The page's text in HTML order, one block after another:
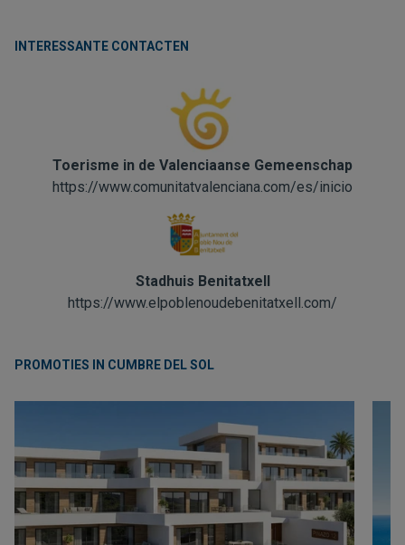
INTERESSANTE CONTACTEN
Toerisme in de Valenciaanse Gemeenschap
https://www.comunitatvalenciana.com/es/inicio
Stadhuis Benitatxell
https://www.elpoblenoudebenitatxell.com/
PROMOTIES IN CUMBRE DEL SOL